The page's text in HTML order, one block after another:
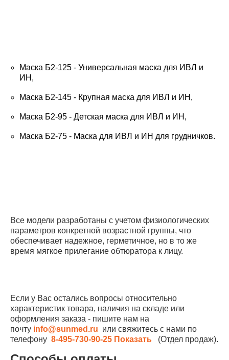
Маска Б2-125 - Универсальная маска для ИВЛ и
ИН,
Маска Б2-145 - Крупная маска для ИВЛ и ИН,
Маска Б2-95 - Детская маска для ИВЛ и ИН,
Маска Б2-75 - Маска для ИВЛ и ИН для грудничков.
Все модели разработаны с учетом физиологических
параметров конкретной возрастной группы, что
обеспечивает надежное, герметичное, но в то же
время мягкое прилегание обтюратора к лицу.
Если у Вас остались вопросы относительно
характеристик товара, наличия на складе или
оформления заказа - пишите нам на
почту info@sunmed.ru или свяжитесь с нами по
телефону 8-495-730-90-25 Показать (Отдел продаж).